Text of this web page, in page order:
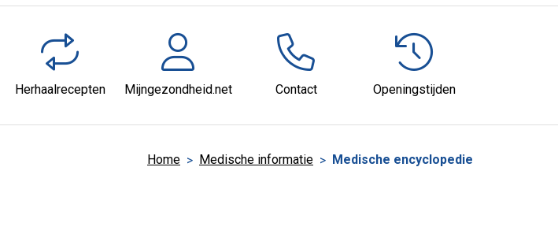
informatie
submenu
Herhaalrecepten Mijngezondheid.net Contact Openingstijden
Home Medische informatie Medische encyclopedie